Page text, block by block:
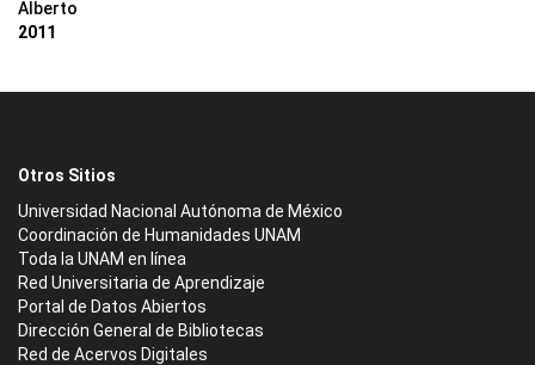
Alberto
2011
Otros Sitios
Universidad Nacional Autónoma de México
Coordinación de Humanidades UNAM
Toda la UNAM en línea
Red Universitaria de Aprendizaje
Portal de Datos Abiertos
Dirección General de Bibliotecas
Red de Acervos Digitales